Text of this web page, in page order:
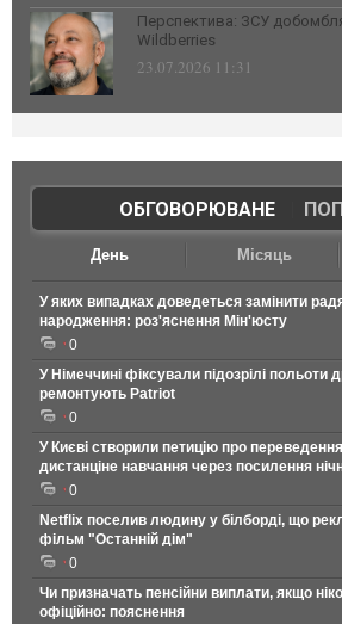
Перспектива: ЗСУ
Wildberries
23.07.2026 11:31
ОБГОВОРЮВАНЕ|
День Місяць
У яких випадках доведеться замінити
народження: роз'яснення Мін'юсту
0
У Німеччині фіксували підозрілі польоти
ремонтують Patriot
0
У Києві створили петицію про
дистанціне навчання через посилення
0
Netflix поселив людину у білборді, що
фільм "Останній дім"
0
Чи призначать пенсійни виплати, якщо
офіційно: пояснення